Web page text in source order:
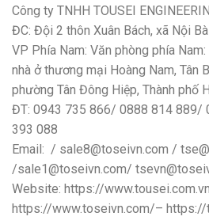
Công ty TNHH TOUSEI
ĐC: Đội 2 thôn Xuân Bách, xã Nội
VP Phía Nam: Văn phòng phía
nhà ở thương mại Hoàng Nam, Tân
phường Tân Đông Hiệp, Thành phố
ĐT: 0943 735 866/ 0888 814 889/
393 088
Email: / sale8@toseivn.com /
/sale1@toseivn.com/
Website: https://
https://www.toseivn.com/– https://